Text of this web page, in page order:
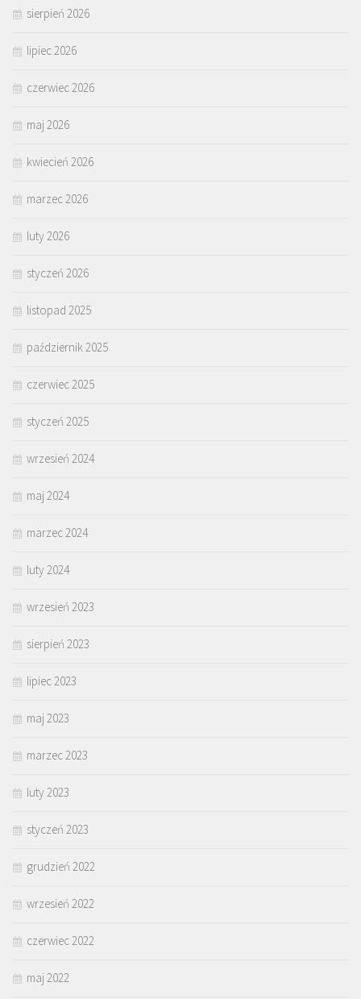
sierpień 2026
lipiec 2026
czerwiec 2026
maj 2026
kwiecień 2026
marzec 2026
luty 2026
styczeń 2026
listopad 2025
październik 2025
czerwiec 2025
styczeń 2025
wrzesień 2024
maj 2024
marzec 2024
luty 2024
wrzesień 2023
sierpień 2023
lipiec 2023
maj 2023
marzec 2023
luty 2023
styczeń 2023
grudzień 2022
wrzesień 2022
czerwiec 2022
maj 2022